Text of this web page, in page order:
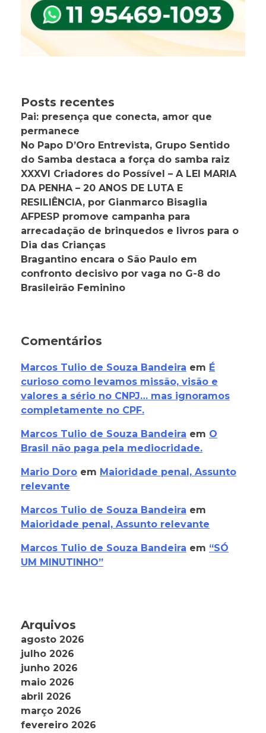
Posts recentes
Pai: presença que conecta, amor que
permanece
No Papo D’Oro Entrevista, Grupo Sentido
do Samba destaca a força do samba raiz
XXXVI Criadores do Possível – A LEI MARIA
DA PENHA – 20 ANOS DE LUTA E
RESILIÊNCIA, por Gianmarco Bisaglia
AFPESP promove campanha para
arrecadação de brinquedos e livros para o
Dia das Crianças
Bragantino encara o São Paulo em
confronto decisivo por vaga no G-8 do
Brasileirão Feminino
Comentários
Marcos Tulio de Souza Bandeira em É
curioso como levamos missão, visão e
valores a sério no CNPJ… mas ignoramos
completamente no CPF.
Marcos Tulio de Souza Bandeira em O
Brasil não paga pela mediocridade.
Mario Doro em Maioridade penal, Assunto
relevante
Marcos Tulio de Souza Bandeira em
Maioridade penal, Assunto relevante
Marcos Tulio de Souza Bandeira em “SÓ
UM MINUTINHO”
Arquivos
agosto 2026
julho 2026
junho 2026
maio 2026
abril 2026
março 2026
fevereiro 2026